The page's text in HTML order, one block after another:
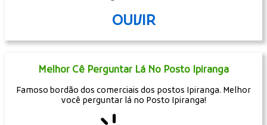
OUVIR
Melhor Cê Perguntar Lá No Posto Ipiranga
Famoso bordão dos comerciais dos postos Ipiranga. Melhor
você perguntar lá no Posto Ipiranga!